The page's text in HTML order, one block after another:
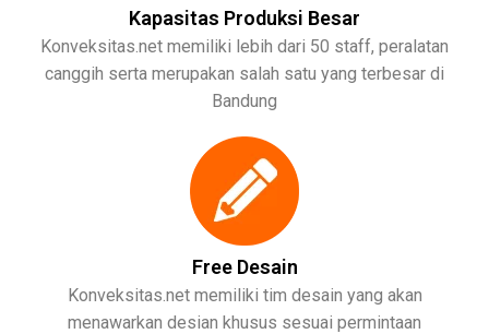
Kapasitas Produksi Besar
Konveksitas.net memiliki lebih dari 50 staff, peralatan
canggih serta merupakan salah satu yang terbesar di
Bandung
Free Desain
Konveksitas.net memiliki tim desain yang akan
menawarkan desian khusus sesuai permintaan